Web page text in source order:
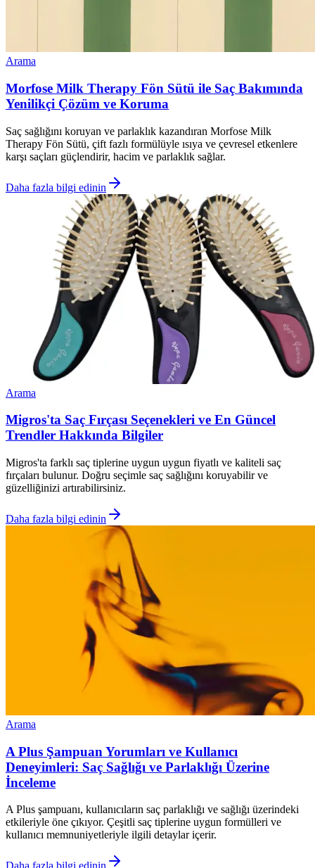
Arama
Morfose Milk Therapy Fön Sütü ile Saç Bakımında
Yenilikçi Çözüm ve Koruma
Saç sağlığını koruyan ve parlaklık kazandıran Morfose Milk
Therapy Fön Sütü, çift fazlı formülüyle ısıya ve çevresel etkenlere
karşı saçları güçlendirir, hacim ve parlaklık sağlar.
Daha fazla bilgi edinin
Arama
Migros'ta Saç Fırçası Seçenekleri ve En Güncel
Trendler Hakkında Bilgiler
Migros'ta farklı saç tiplerine uygun uygun fiyatlı ve kaliteli saç
fırçaları bulunur. Doğru seçimle saç sağlığını koruyabilir ve
güzelliğinizi artırabilirsiniz.
Daha fazla bilgi edinin
Arama
A Plus Şampuan Yorumları ve Kullanıcı
Deneyimleri: Saç Sağlığı ve Parlaklığı Üzerine
İnceleme
A Plus şampuanı, kullanıcıların saç parlaklığı ve sağlığı üzerindeki
etkileriyle öne çıkıyor. Çeşitli saç tiplerine uygun formülleri ve
kullanıcı memnuniyetleriyle ilgili detaylar içerir.